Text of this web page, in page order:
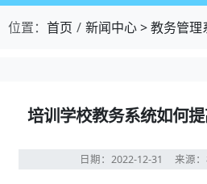
位置： 首页 新闻中心>教务管理
培训学校教务系统如何
日期：2022-12-31 来源